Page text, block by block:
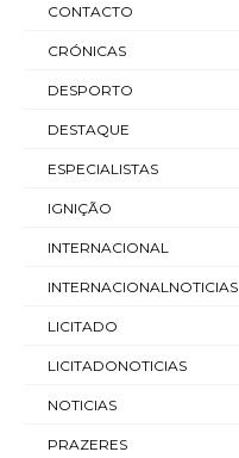
CONTACTO
CRÓNICAS
DESPORTO
DESTAQUE
ESPECIALISTAS
IGNIÇÃO
INTERNACIONAL
INTERNACIONALNOTICIAS
LICITADO
LICITADONOTICIAS
NOTICIAS
PRAZERES